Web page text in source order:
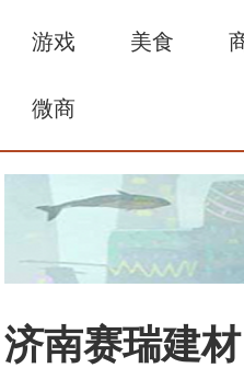
游戏 美食
微商
济南赛瑞建